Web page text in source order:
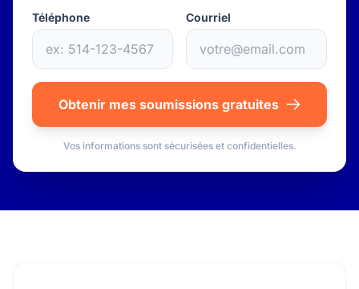
Téléphone Courriel
Obtenir mes soumissions gratuites
Vos informations sont sécurisées et confidentielles.